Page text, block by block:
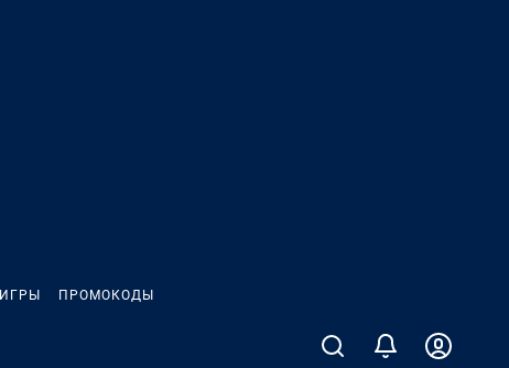
ИГРЫ ПРОМОКОДЫ